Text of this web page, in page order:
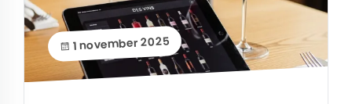
1 november 2025